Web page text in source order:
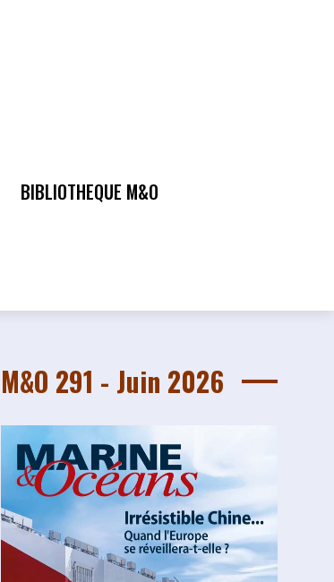
BIBLIOTHEQUE M&O
M&O 291 - Juin 2026